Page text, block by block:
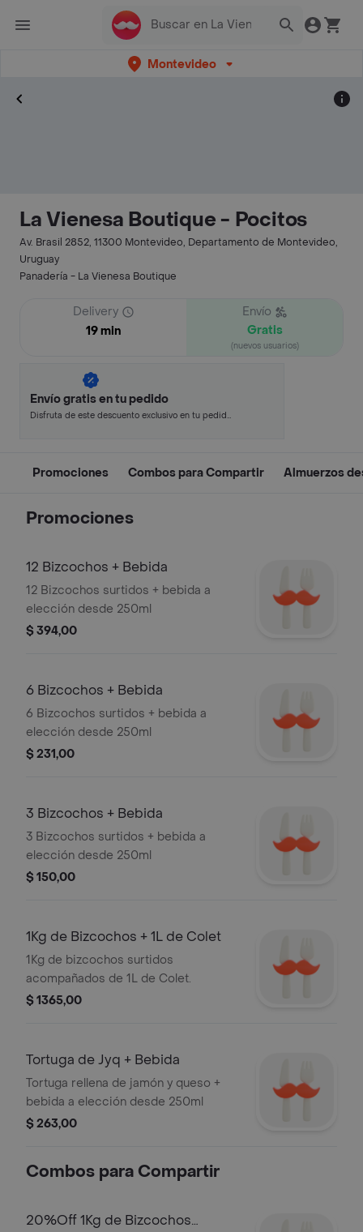
Montevideo
La Vienesa Boutique - Pocitos
Av. Brasil 2852, 11300 Montevideo, Departamento de Montevideo,
Uruguay
Panadería - La Vienesa Boutique
Delivery
19 min
Envío
Gratis
(nuevos usuarios)
Envío gratis en tu pedido
Disfruta de este descuento exclusivo en tu pedido
Promociones Combos para Compartir Almuerzos
Promociones
12 Bizcochos + Bebida
12 Bizcochos surtidos + bebida a
elección desde 250ml
$ 394,00
6 Bizcochos + Bebida
6 Bizcochos surtidos + bebida a
elección desde 250ml
$ 231,00
3 Bizcochos + Bebida
3 Bizcochos surtidos + bebida a
elección desde 250ml
$ 150,00
1Kg de Bizcochos + 1L de Colet
1Kg de bizcochos surtidos
acompañados de 1L de Colet.
$ 1365,00
Tortuga de Jyq + Bebida
Tortuga rellena de jamón y queso +
bebida a elección desde 250ml
$ 263,00
Combos para Compartir
20%Off 1Kg de Bizcochos